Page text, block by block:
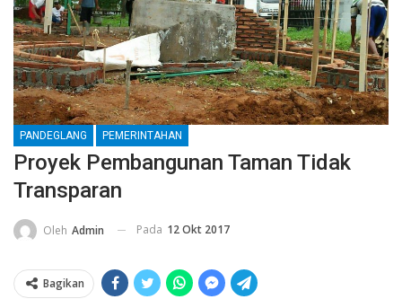
PANDEGLANG PEMERINTAHAN
Proyek Pembangunan Taman Tidak
Transparan
Oleh Admin Pada 12 Okt 2017
Bagikan